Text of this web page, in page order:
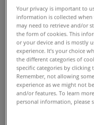
Your privacy is important to
information is collected
may need to retrieve and/or
the form of cookies. This
or your device and is mostly
experience. It’s your choice
the different categories of
specific categories by clicking
Remember, not allowing
experience as we might not
and/or features. To learn
personal information, please